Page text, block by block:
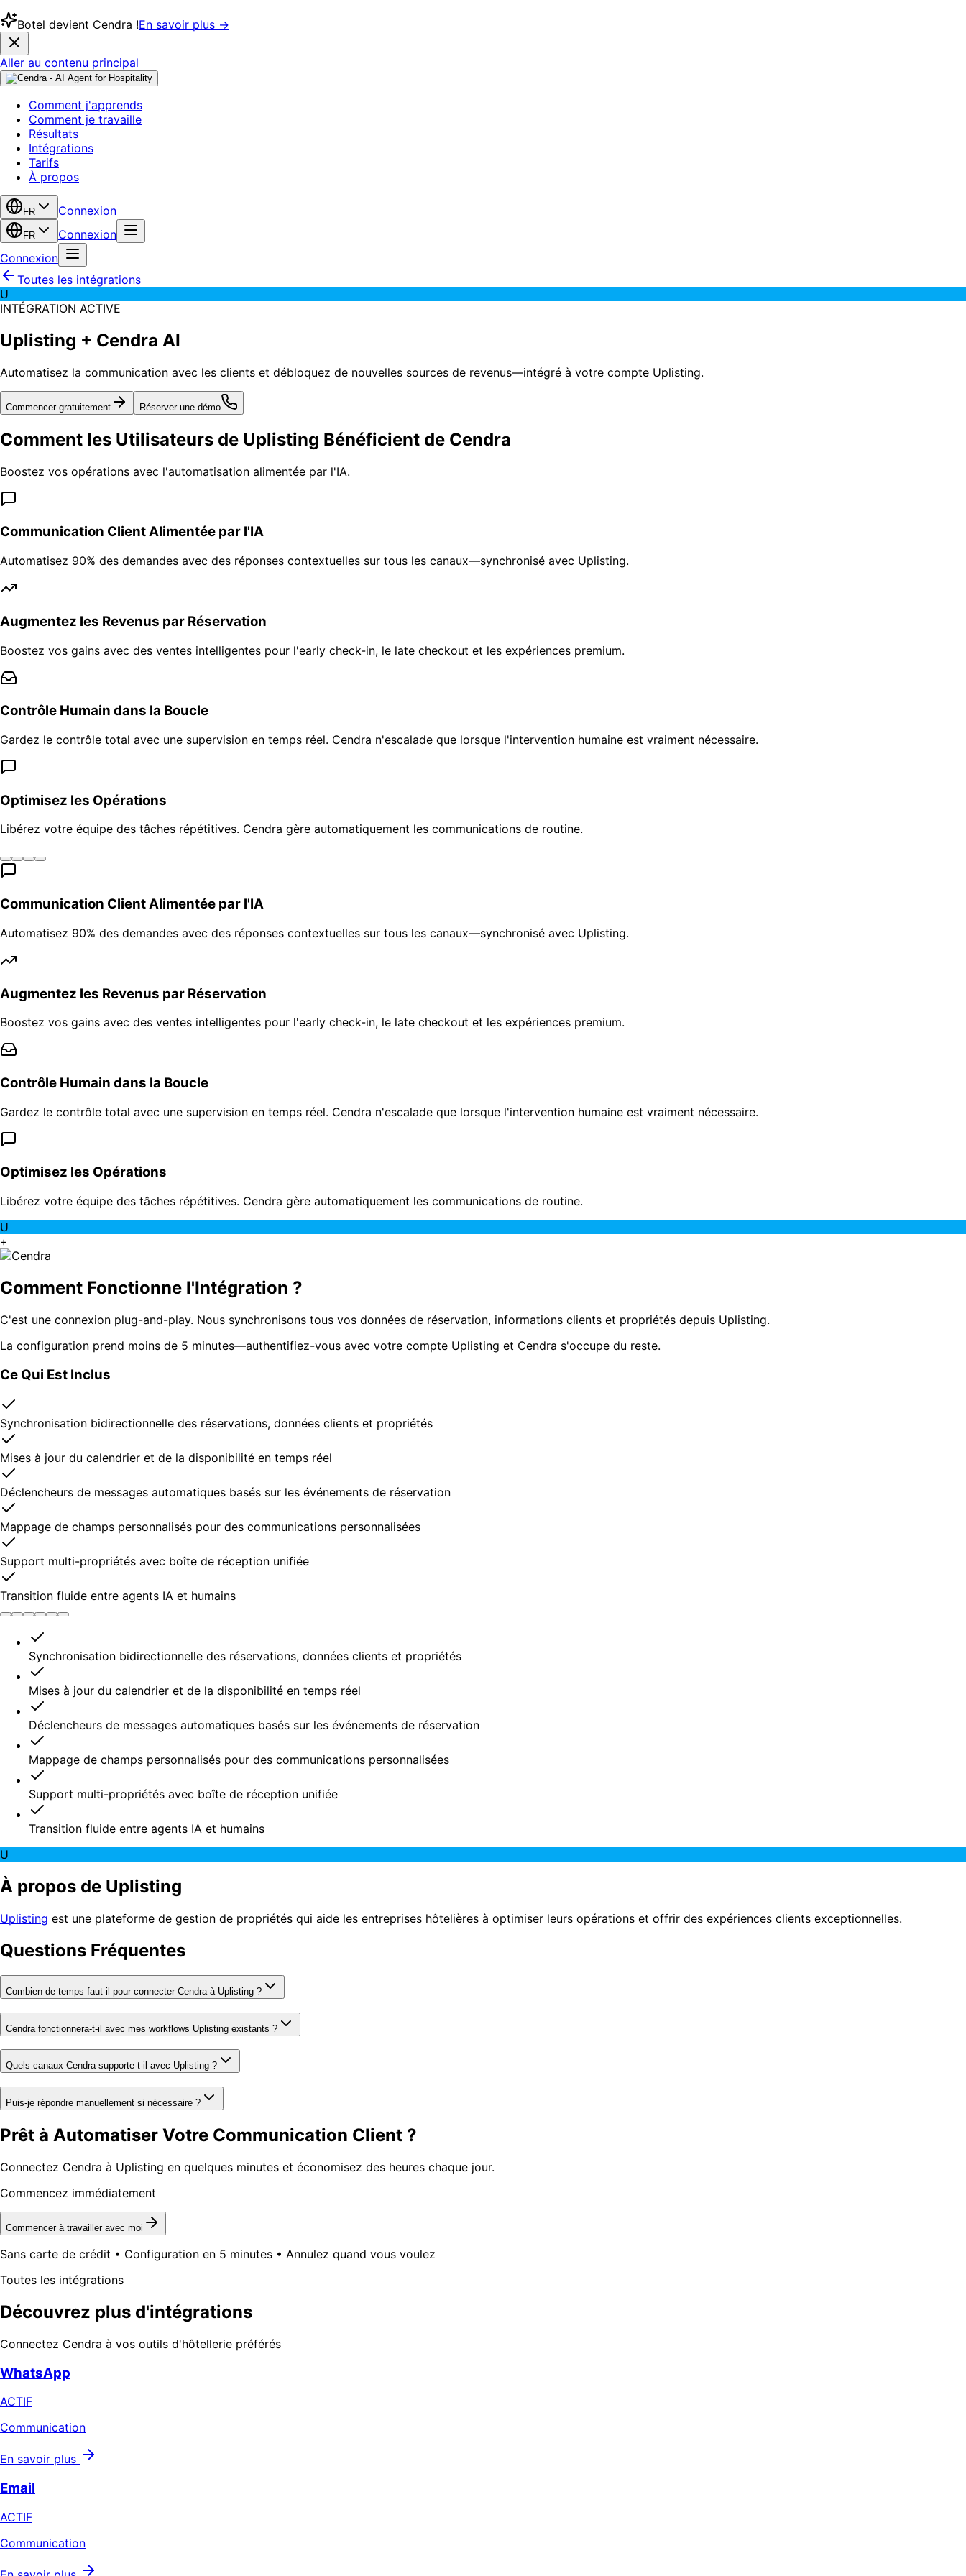
Botel devient Cendra !En savoir plus →
Aller au contenu principal
Comment j'apprends
Comment je travaille
Résultats
Intégrations
Tarifs
À propos
FR Connexion
FR
Connexion
Connexion
Toutes les intégrations
U
INTÉGRATION ACTIVE
Uplisting + Cendra AI
Automatisez la communication avec les clients et débloquez de nouvelles sources de revenus—intégré à votre compte Uplisting.
Commencer gratuitement Réserver une démo
Comment les Utilisateurs de Uplisting Bénéficient de Cendra
Boostez vos opérations avec l'automatisation alimentée par l'IA.
Communication Client Alimentée par l'IA
Automatisez 90% des demandes avec des réponses contextuelles sur tous les canaux—synchronisé avec Uplisting.
Augmentez les Revenus par Réservation
Boostez vos gains avec des ventes intelligentes pour l'early check-in, le late checkout et les expériences premium.
Contrôle Humain dans la Boucle
Gardez le contrôle total avec une supervision en temps réel. Cendra n'escalade que lorsque l'intervention humaine est vraiment nécessaire.
Optimisez les Opérations
Libérez votre équipe des tâches répétitives. Cendra gère automatiquement les communications de routine.
Communication Client Alimentée par l'IA
Automatisez 90% des demandes avec des réponses contextuelles sur tous les canaux—synchronisé avec Uplisting.
Augmentez les Revenus par Réservation
Boostez vos gains avec des ventes intelligentes pour l'early check-in, le late checkout et les expériences premium.
Contrôle Humain dans la Boucle
Gardez le contrôle total avec une supervision en temps réel. Cendra n'escalade que lorsque l'intervention humaine est vraiment nécessaire.
Optimisez les Opérations
Libérez votre équipe des tâches répétitives. Cendra gère automatiquement les communications de routine.
U
+
Comment Fonctionne l'Intégration ?
C'est une connexion plug-and-play. Nous synchronisons tous vos données de réservation, informations clients et propriétés depuis Uplisting.
La configuration prend moins de 5 minutes—authentifiez-vous avec votre compte Uplisting et Cendra s'occupe du reste.
Ce Qui Est Inclus
Synchronisation bidirectionnelle des réservations, données clients et propriétés
Mises à jour du calendrier et de la disponibilité en temps réel
Déclencheurs de messages automatiques basés sur les événements de réservation
Mappage de champs personnalisés pour des communications personnalisées
Support multi-propriétés avec boîte de réception unifiée
Transition fluide entre agents IA et humains
Synchronisation bidirectionnelle des réservations, données clients et propriétés
Mises à jour du calendrier et de la disponibilité en temps réel
Déclencheurs de messages automatiques basés sur les événements de réservation
Mappage de champs personnalisés pour des communications personnalisées
Support multi-propriétés avec boîte de réception unifiée
Transition fluide entre agents IA et humains
U
À propos de Uplisting
Uplisting est une plateforme de gestion de propriétés qui aide les entreprises hôtelières à optimiser leurs opérations et offrir des expériences clients exceptionnelles.
Questions Fréquentes
Combien de temps faut-il pour connecter Cendra à Uplisting ?
Cendra fonctionnera-t-il avec mes workflows Uplisting existants ?
Quels canaux Cendra supporte-t-il avec Uplisting ?
Puis-je répondre manuellement si nécessaire ?
Prêt à Automatiser Votre Communication Client ?
Connectez Cendra à Uplisting en quelques minutes et économisez des heures chaque jour.
Commencez immédiatement
Commencer à travailler avec moi
Sans carte de crédit • Configuration en 5 minutes • Annulez quand vous voulez
Toutes les intégrations
Découvrez plus d'intégrations
Connectez Cendra à vos outils d'hôtellerie préférés
WhatsApp
ACTIF
Communication
En savoir plus
Email
ACTIF
Communication